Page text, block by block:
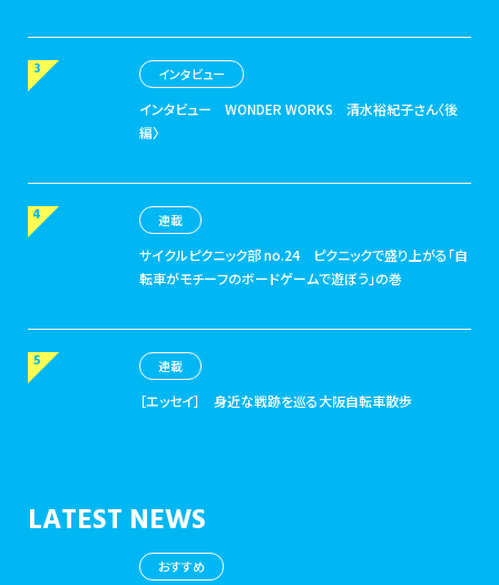
インタビュー
インタビュー WONDER WORKS 清水裕紀子さん〈後
編〉
連載
サイクルピクニック部 no.24
ピクニックで盛り上がる「自
転車がモチーフのボードゲームで遊ぼう」の巻
連載
［エッセイ］ 身近な戦跡を巡る大阪自転車散歩
LATEST NEWS
おすすめ